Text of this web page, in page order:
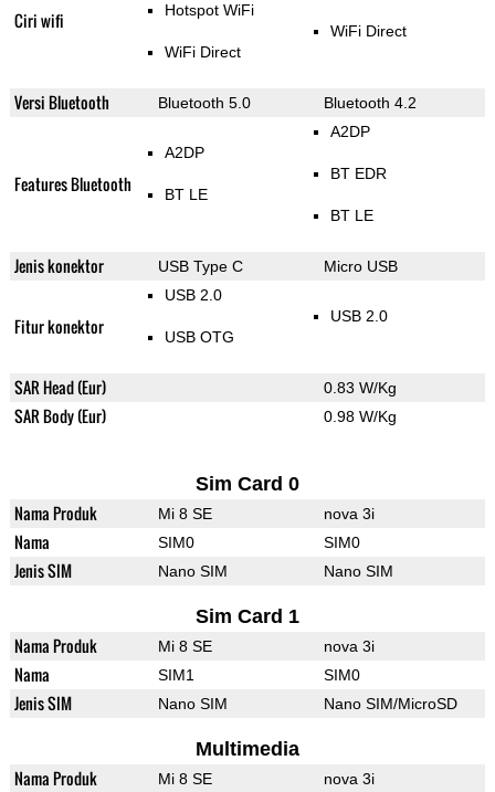
Ciri wifi Hotspot WiFi
WiFi Direct
WiFi Direct
Versi Bluetooth Bluetooth 5.0 Bluetooth 4.2
Features Bluetooth
A2DP
BT LE
A2DP
BT EDR
BT LE
Jenis konektor USB Type C Micro USB
Fitur konektor
USB 2.0
USB OTG
USB 2.0
SAR Head (Eur) 0.83 W/Kg
SAR Body (Eur) 0.98 W/Kg
Sim Card 0
Nama Produk Mi 8 SE nova 3i
Nama SIM0 SIM0
Jenis SIM Nano SIM Nano SIM
Sim Card 1
Nama Produk Mi 8 SE nova 3i
Nama SIM1 SIM0
Jenis SIM Nano SIM Nano SIM/MicroSD
Multimedia
Nama Produk Mi 8 SE nova 3i